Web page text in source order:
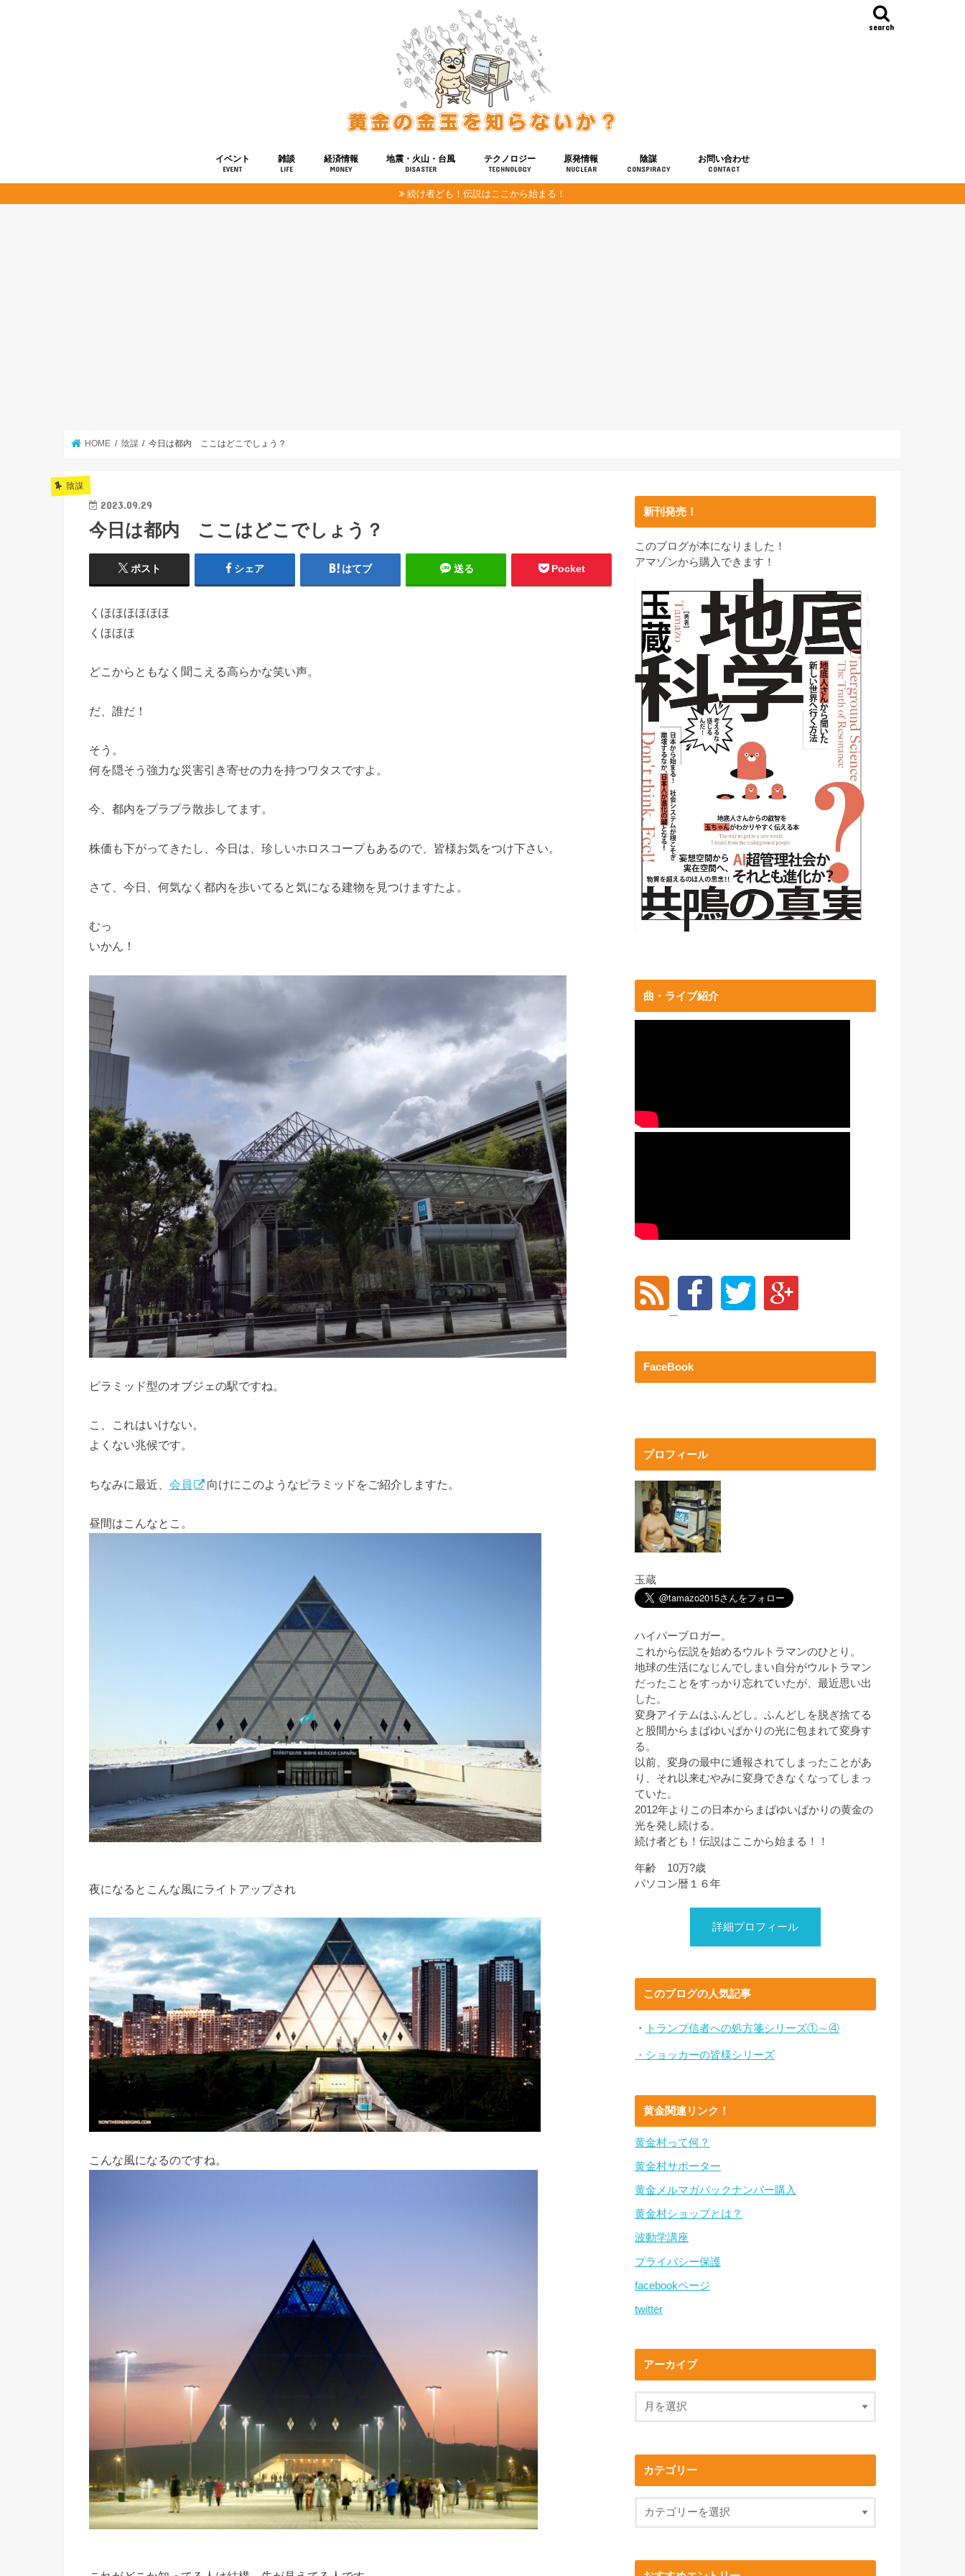
search
イベント
EVENT
雑談
LIFE
経済情報
MONEY
地震・火山・台風
DISASTER
テクノロジー
TECHNOLOGY
健康
宇宙
原発情報
NUCLEAR
陰謀
CONSPIRACY
お問い合わせ
CONTACT
続け者ども！伝説はここから始まる！
HOME 陰謀 今日は都内 ここはどこでしょう？
陰謀
2023.09.29
今日は都内 ここはどこでしょう？
ポスト シェア はてブ 送る Pocket
くほほほほほほ
くほほほ
どこからともなく聞こえる高らかな笑い声。
だ、誰だ！
そう。
何を隠そう強力な災害引き寄せの力を持つワタスですよ。
今、都内をプラプラ散歩してます。
株価も下がってきたし、今日は、珍しいホロスコープもあるので、皆様お気をつけ下さい。
さて、今日、何気なく都内を歩いてると気になる建物を見つけますたよ。
むっ
いかん！
ピラミッド型のオブジェの駅ですね。
こ、これはいけない。
よくない兆候です。
ちなみに最近、 会員 向けにこのようなピラミッドをご紹介しますた。
昼間はこんなとこ。
夜になるとこんな風にライトアップされ
こんな風になるのですね。
新刊発売！
このブログが本になりました！
アマゾンから購入できます！
曲・ライブ紹介
FaceBook
プロフィール
玉蔵
ハイパーブロガー。
これから伝説を始めるウルトラマンのひとり。
地球の生活になじんでしまい自分がウルトラマン
だったことをすっかり忘れていたが、最近思い出
した。
変身アイテムはふんどし。ふんどしを脱ぎ捨てる
と股間からまばゆいばかりの光に包まれて変身す
る。
以前、変身の最中に通報されてしまったことがあ
り、それ以来むやみに変身できなくなってしまっ
ていた。
2012年よりこの日本からまばゆいばかりの黄金の
光を発し続ける。
続け者ども！伝説はここから始まる！！
年齢 10万?歳
パソコン暦１６年
詳細プロフィール
このブログの人気記事
・ トランプ信者への処方箋シリーズ①～④
・ショッカーの皆様シリーズ
黄金関連リンク！
黄金村って何？
黄金村サポーター
黄金メルマガバックナンバー購入
黄金村ショップとは？
波動学講座
プライバシー保護
facebookページ
twitter
アーカイブ
カテゴリー